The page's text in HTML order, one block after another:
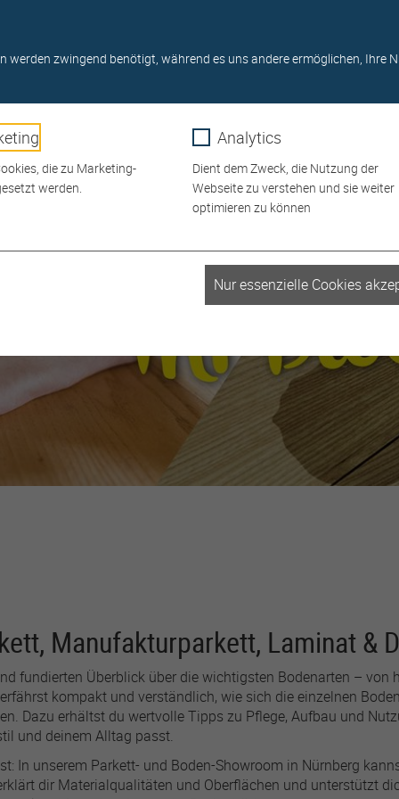
werden zwingend benötigt, während es uns andere ermöglichen, Ihre
die zu Marketing-
werden.
Facebook Pixel
advertising first-party
deliver a series of
Meta Platforms
1 Jahr
Used by Meta Pixel to
record when a visitor last
arrived from another site
(such as Facebook,
Analytics
Dient dem Zweck, die Nutzung der
Webseite zu verstehen und sie weiter
optimieren zu können
Nur essenzielle Cookies
GRILLS SERVICE RATGEBER
Manufakturparkett, Laminat &
fundierten Überblick über die wichtigsten Bodenarten –
kompakt und verständlich, wie sich die einzelnen
Dazu erhältst du wertvolle Tipps zu Pflege, Aufbau und
und deinem Alltag passt.
In unserem Parkett- und Boden-Showroom in Nürnberg
dir Materialqualitäten und Oberflächen und unterstützt